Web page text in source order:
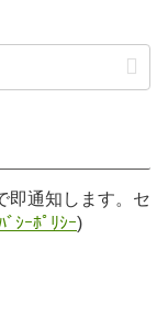
即通知します。セ
ﾞｼｰﾎﾟﾘｼｰ)